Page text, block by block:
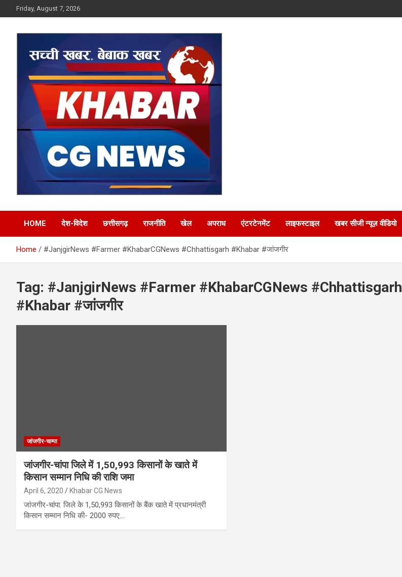
to
Friday, August 7, 2026
Khabar CG News
HOME देश-विदेश छत्तीसगढ़ राजनीति खेल अपराध एंटरटेनमेंट लाइफस्टाइल खबर सीजी न्यूज़ वीडियो
Home #JanjgirNews #Farmer #KhabarCGNews #Chhattisgarh #Khabar #जांजगीर
Tag: #JanjgirNews #Farmer #KhabarCGNews #Chhattisgarh
#Khabar #जांजगीर
जांजगीर-चाम्पा
जांजगीर-चांपा जिले में 1,50,993 किसानों के खाते में
किसान सम्मान निधि की राशि जमा
April 6, 2020 Khabar CG News
जांजगीर-चांपा. जिले के 1,50,993 किसानों के बैंक खाते में प्रधानमंत्री
किसान सम्मान निधि की- 2000 रुपए…